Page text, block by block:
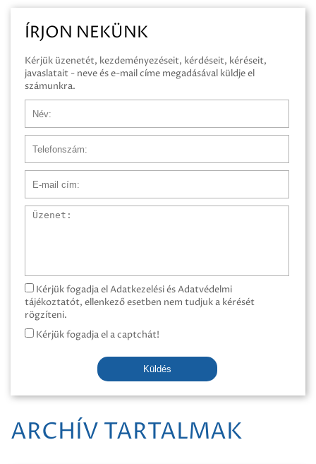
ÍRJON NEKÜNK
Kérjük üzenetét, kezdeményezéseit, kérdéseit, kéréseit,
javaslatait - neve és e-mail címe megadásával küldje el
számunkra.
Üzenet
Kérjük fogadja el Adatkezelési és Adatvédelmi
tájékoztatót, ellenkező esetben nem tudjuk a kérését
rögzíteni.
Kérjük fogadja el a captchát!
Küldés
ARCHÍV TARTALMAK